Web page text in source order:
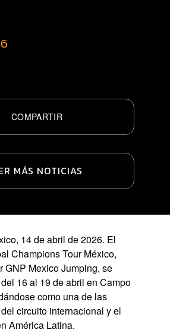
COMPARTIR
MÁS NOTICIAS
14 de abril de 2026. El
Champions Tour México,
GNP Mexico Jumping, se
16 al 19 de abril en Campo
como una de las
circuito internacional y el
América Latina.